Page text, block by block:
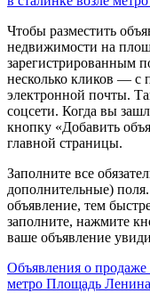
Чтобы разместить
недвижимости на
зарегистрированным
несколько кликов — с
электронной почты.
соцсети. Когда вы
кнопку «Добавить
главной страницы.
Заполните все
дополнительные)
объявление, тем
заполните, нажмите
ваше объявление
Объявления о продаже
метро Площадь Ленина